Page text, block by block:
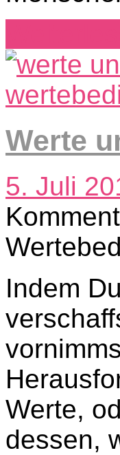
Werte
5. Juli
Indem
Werte,
dessen,